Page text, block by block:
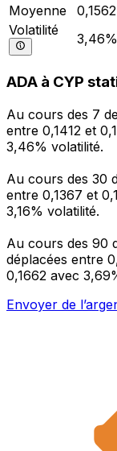
Moyenne
0,1562
Volatilité
3,46%
ADA à CYP
Au cours des 7
entre 0,1412 et
3,46% volatilité.
Au cours des 30
entre 0,1367 et
3,16% volatilité.
Au cours des 90
déplacées entre
0,1662 avec
Envoyer de
L'application Xe
nécessaires
et la gestion de
programmez